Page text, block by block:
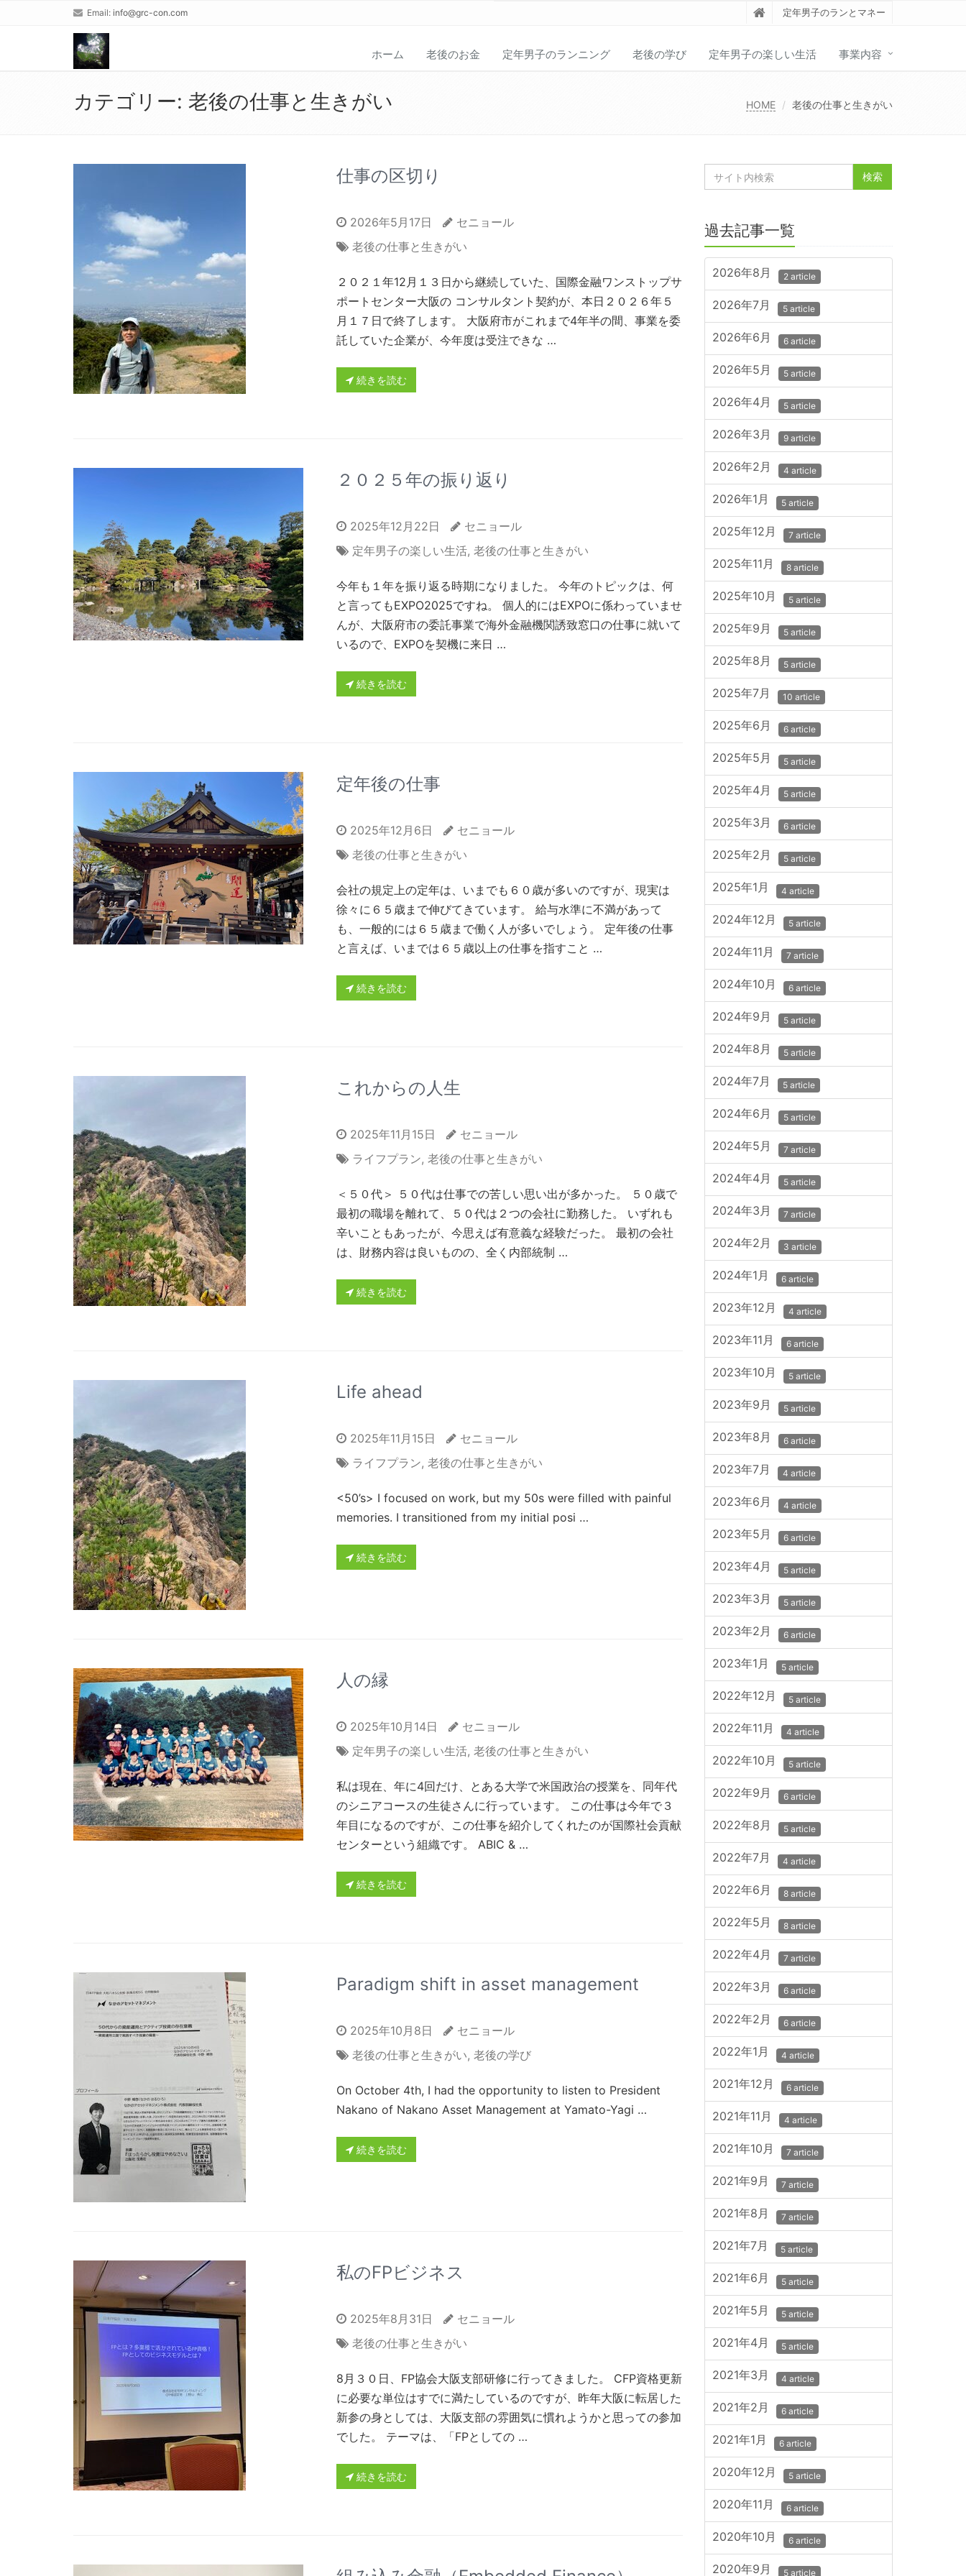
Email: info@grc-con.com 定年男子のランとマネー
ホーム 老後のお金 定年男子のランニング 老後の学び 定年男子の楽しい生活 事業内容
カテゴリー: 老後の仕事と生きがい HOME 老後の仕事と生きがい
仕事の区切り
2026年5月17日
セニョール
老後の仕事と生きがい
２０２１年12月１３日から継続していた、国際金融ワンストップサ
ポートセンター大阪の コンサルタント契約が、本日２０２６年５
月１７日で終了します。 大阪府市がこれまで4年半の間、事業を委
託していた企業が、今年度は受注できな …
続きを読む
２０２５年の振り返り
2025年12月22日
セニョール
定年男子の楽しい生活, 老後の仕事と生きがい
今年も１年を振り返る時期になりました。 今年のトピックは、何
と言ってもEXPO2025ですね。 個人的にはEXPOに係わっていませ
んが、大阪府市の委託事業で海外金融機関誘致窓口の仕事に就いて
いるので、EXPOを契機に来日 …
続きを読む
定年後の仕事
2025年12月6日
セニョール
老後の仕事と生きがい
会社の規定上の定年は、いまでも６０歳が多いのですが、現実は
徐々に６５歳まで伸びてきています。 給与水準に不満があって
も、一般的には６５歳まで働く人が多いでしょう。 定年後の仕事
と言えば、いまでは６５歳以上の仕事を指すこと …
続きを読む
これからの人生
2025年11月15日
セニョール
ライフプラン, 老後の仕事と生きがい
＜５０代＞ ５０代は仕事での苦しい思い出が多かった。 ５０歳で
最初の職場を離れて、５０代は２つの会社に勤務した。 いずれも
辛いこともあったが、今思えば有意義な経験だった。 最初の会社
は、財務内容は良いものの、全く内部統制 …
続きを読む
Life ahead
2025年11月15日
セニョール
ライフプラン, 老後の仕事と生きがい
<50’s> I focused on work, but my 50s were filled with painful
memories. I transitioned from my initial posi …
続きを読む
人の縁
2025年10月14日
セニョール
定年男子の楽しい生活, 老後の仕事と生きがい
私は現在、年に4回だけ、とある大学で米国政治の授業を、同年代
のシニアコースの生徒さんに行っています。 この仕事は今年で３
年目になるのですが、この仕事を紹介してくれたのが国際社会貢献
センターという組織です。 ABIC & …
続きを読む
Paradigm shift in asset management
2025年10月8日
セニョール
老後の仕事と生きがい, 老後の学び
On October 4th, I had the opportunity to listen to President
Nakano of Nakano Asset Management at Yamato-Yagi …
続きを読む
私のFPビジネス
2025年8月31日
セニョール
老後の仕事と生きがい
8月３０日、FP協会大阪支部研修に行ってきました。 CFP資格更新
に必要な単位はすでに満たしているのですが、昨年大阪に転居した
新参の身としては、大阪支部の雰囲気に慣れようかと思っての参加
でした。 テーマは、「FPとしての …
続きを読む
過去記事一覧
2026年8月 2 article
2026年7月 5 article
2026年6月 6 article
2026年5月 5 article
2026年4月 5 article
2026年3月 9 article
2026年2月 4 article
2026年1月 5 article
2025年12月 7 article
2025年11月 8 article
2025年10月 5 article
2025年9月 5 article
2025年8月 5 article
2025年7月 10 article
2025年6月 6 article
2025年5月 5 article
2025年4月 5 article
2025年3月 6 article
2025年2月 5 article
2025年1月 4 article
2024年12月 5 article
2024年11月 7 article
2024年10月 6 article
2024年9月 5 article
2024年8月 5 article
2024年7月 5 article
2024年6月 5 article
2024年5月 7 article
2024年4月 5 article
2024年3月 7 article
2024年2月 3 article
2024年1月 6 article
2023年12月 4 article
2023年11月 6 article
2023年10月 5 article
2023年9月 5 article
2023年8月 6 article
2023年7月 4 article
2023年6月 4 article
2023年5月 6 article
2023年4月 5 article
2023年3月 5 article
2023年2月 6 article
2023年1月 5 article
2022年12月 5 article
2022年11月 4 article
2022年10月 5 article
2022年9月 6 article
2022年8月 5 article
2022年7月 4 article
2022年6月 8 article
2022年5月 8 article
2022年4月 7 article
2022年3月 6 article
2022年2月 6 article
2022年1月 4 article
2021年12月 6 article
2021年11月 4 article
2021年10月 7 article
2021年9月 7 article
2021年8月 7 article
2021年7月 5 article
2021年6月 5 article
2021年5月 5 article
2021年4月 5 article
2021年3月 4 article
2021年2月 6 article
2021年1月 6 article
2020年12月 5 article
2020年11月 6 article
2020年10月 6 article
2020年9月 5 article